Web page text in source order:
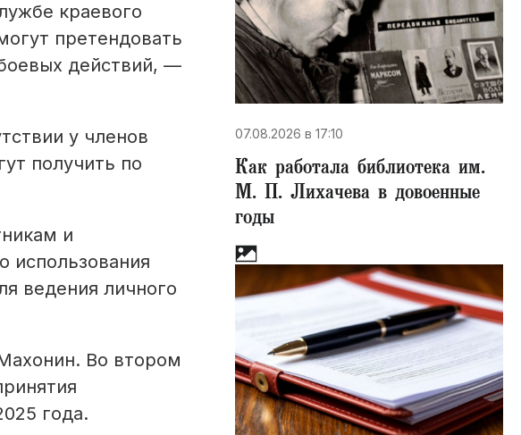
краевого
претендовать
действий, —
у членов
получить по
и
использования
ведения личного
Во втором
года.
07.08.2026 в 17:10
Как работала библиотека им.
М. П. Лихачева в довоенные
годы